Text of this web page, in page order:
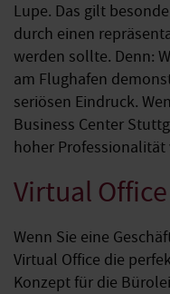
Lupe. Das gilt
durch einen
werden sollte. Denn:
am Flughafen
seriösen Eindruck.
Business Center
hoher Professionalität
Virtual
Wenn Sie eine
Virtual Office die
Konzept für die